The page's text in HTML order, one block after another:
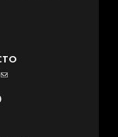
(link